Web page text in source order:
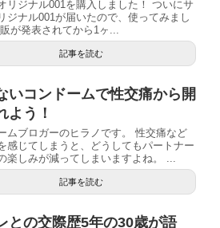
リジナル001を購入しました！ ついにサ
ジナル001が届いたので、使ってみまし
が発表されてから1ヶ...
記事を読む
いコンドームで性交痛から開
よう！
ムブロガーのヒラノです。 性交痛など
感じてしまうと、どうしてもパートナー
楽しみが減ってしまいますよね。 ...
記事を読む
との交際歴5年の30歳が語